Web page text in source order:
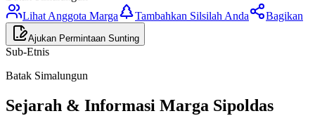
Lihat Anggota Marga
Tambahkan Silsilah Anda Bagikan
Ajukan Permintaan Sunting
Sub-Etnis
Batak Simalungun
Sejarah & Informasi Marga Sipoldas